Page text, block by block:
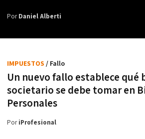
PorDaniel Alberti
Un nuevo fallo establece qué
societario se debe tomar en
Personales
IMPUESTOS / Fallo
PoriProfesional